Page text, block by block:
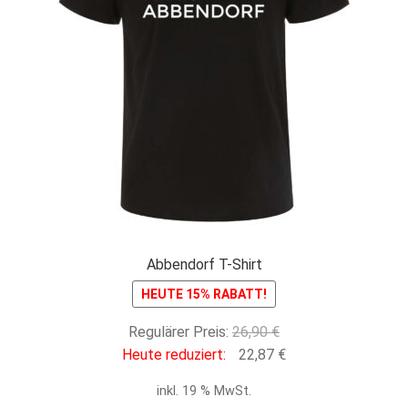
Abbendorf T-Shirt
HEUTE 15% RABATT!
Regulärer Preis: 26,90€Ursprünglicher
Preis
Heute reduziert: 22,87 €Aktueller
inkl. 19 % MwSt.